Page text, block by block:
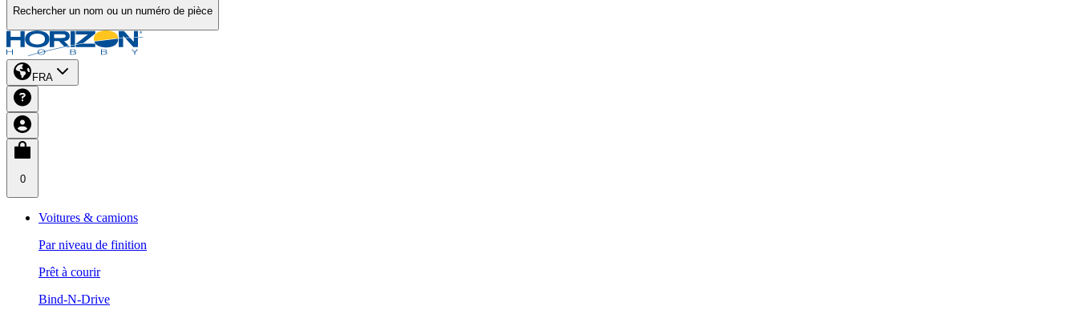
Rechercher un nom ou un numéro de pièce
FRA
0
Voitures & camions
Par niveau de finition
Prêt à courir
Bind-N-Drive